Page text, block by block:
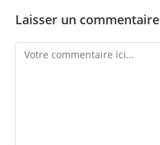
Laisser un commentaire